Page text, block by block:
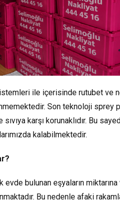
ile içerisinde rutubet ve
Son teknoloji
sıvıya karşı korunaklıdır. Bu
kalabilmektedir.
evde bulunan eşyaların miktarına
Bu nedenle afaki